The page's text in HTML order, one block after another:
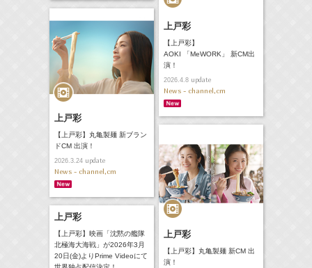
上戸彩
【上戸彩】
AOKI 「MeWORK」 新CM出
演！
2026.4.8update
News - channel,cm
上戸彩
【上戸彩】丸亀製麺 新ブラン
ドCM 出演！
2026.3.24update
News - channel,cm
上戸彩
【上戸彩】丸亀製麺 新CM 出
演！
上戸彩
【上戸彩】映画「沈黙の艦隊
北極海大海戦」が2026年3月
20日(金)よりPrime Videoにて